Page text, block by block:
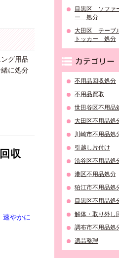
グ用品
に処分
収
速やかに
目黒区 ソファ
ー 処分
大田区 テーブ
トッカー 処分
不用品回収処分
不用品買取
世田谷区不用品
大田区不用品処
川崎市不用品処
引越し片付け
渋谷区不用品処
港区不用品処分
狛江市不用品処
目黒区不用品処
解体・取り外し
調布市不用品処
遺品整理